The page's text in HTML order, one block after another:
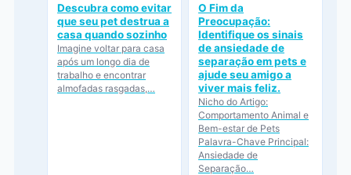
Descubra como evitar
que seu pet destrua a
casa quando sozinho
Imagine voltar para casa
após um longo dia de
trabalho e encontrar
almofadas rasgadas,…
O Fim da
Preocupação:
Identifique os sinais
de ansiedade de
separação em pets e
ajude seu amigo a
viver mais feliz.
Nicho do Artigo:
Comportamento Animal e
Bem-estar de Pets
Palavra-Chave Principal:
Ansiedade de
Separação…